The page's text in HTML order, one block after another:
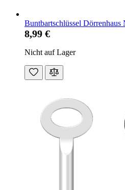
Buntbartschlüssel Dörrenhaus
8,99 €
Nicht auf Lager